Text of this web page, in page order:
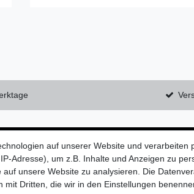
auf unserer Website und verarbeiten
Adresse), um z.B. Inhalte und Anzeigen zu
unsere Website zu analysieren. Die
Dritten, die wir in den Einstellungen